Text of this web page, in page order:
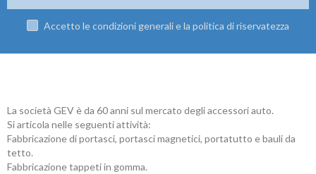
Accetto le condizioni generali e la politica di riservatezza
La società GEV è da 60 anni sul mercato degli accessori auto.
Si articola nelle seguenti attività:
Fabbricazione di portasci, portasci magnetici, portatutto e bauli da
tetto.
Fabbricazione tappeti in gomma.